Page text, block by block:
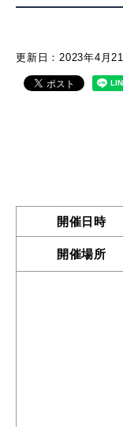
くらし・
産業・ビ
教育・文
場面か
更新日：2023年4月21
開催日時
開催場所